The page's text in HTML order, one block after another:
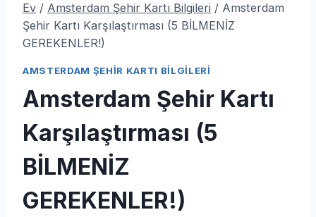
Ev / Amsterdam Şehir Kartı Bilgileri / Amsterdam
Şehir Kartı Karşılaştırması (5 BİLMENİZ
GEREKENLER!)
AMSTERDAM ŞEHIR KARTI BILGILERI
Amsterdam Şehir Kartı
Karşılaştırması (5
BİLMENİZ
GEREKENLER!)